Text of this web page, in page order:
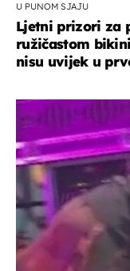
U PUNOM SJAJU
Ljetni prizori za
ružičastom
nisu uvijek u